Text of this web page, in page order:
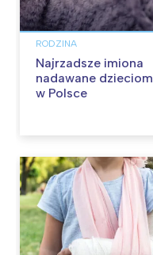
RODZINA
Najrzadsze imiona
nadawane dzieciom
w Polsce